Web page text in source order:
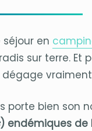
en
sur terre. Et
dégage
porte bien son
) endémiques de